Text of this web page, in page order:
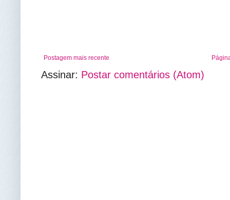
Postagem mais recente
Assinar: Postar comentários (Atom)